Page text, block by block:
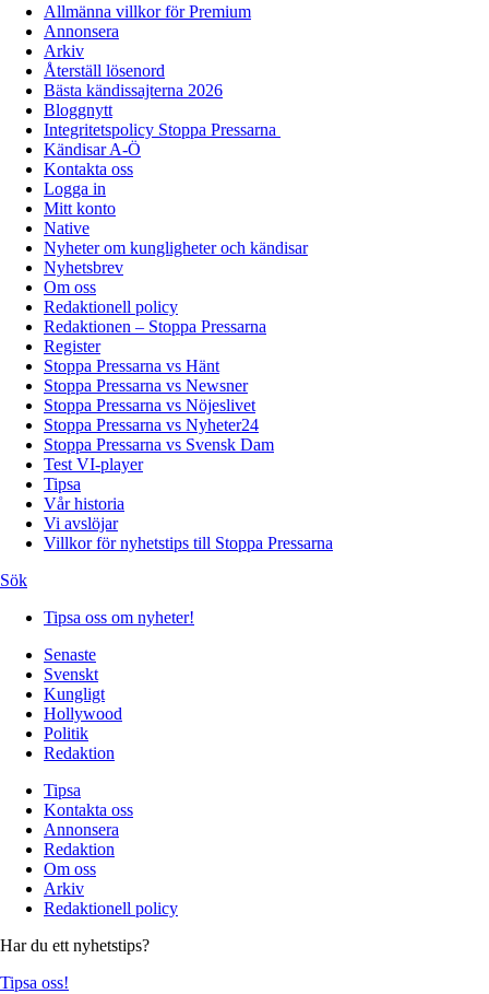
Allmänna villkor för Premium
Annonsera
Arkiv
Återställ lösenord
Bästa kändissajterna 2026
Bloggnytt
Integritetspolicy Stoppa Pressarna
Kändisar A-Ö
Kontakta oss
Logga in
Mitt konto
Native
Nyheter om kungligheter och kändisar
Nyhetsbrev
Om oss
Redaktionell policy
Redaktionen – Stoppa Pressarna
Register
Stoppa Pressarna vs Hänt
Stoppa Pressarna vs Newsner
Stoppa Pressarna vs Nöjeslivet
Stoppa Pressarna vs Nyheter24
Stoppa Pressarna vs Svensk Dam
Test VI-player
Tipsa
Vår historia
Vi avslöjar
Villkor för nyhetstips till Stoppa Pressarna
Sök
Tipsa oss om nyheter!
Senaste
Svenskt
Kungligt
Hollywood
Politik
Redaktion
Tipsa
Kontakta oss
Annonsera
Redaktion
Om oss
Arkiv
Redaktionell policy
Har du ett nyhetstips?
Tipsa oss!